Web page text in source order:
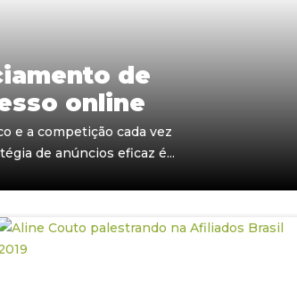
de
online
e a competição cada vez
de anúncios eficaz é...